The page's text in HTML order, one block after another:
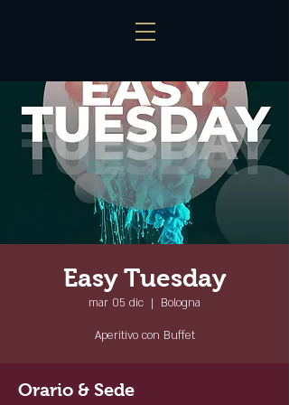
Easy Tuesday
mar 05 dic
  |
Bologna
Aperitivo con Buffet
Orario & Sede